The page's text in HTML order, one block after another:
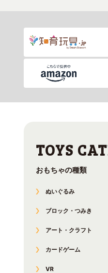
おもちゃの種類
ぬいぐるみ
ブロック・つみき
アート・クラフト
カードゲーム
VR